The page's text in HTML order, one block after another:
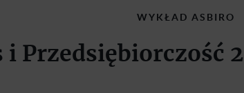
WYKŁAD ASBIRO
i Przedsiębiorczość